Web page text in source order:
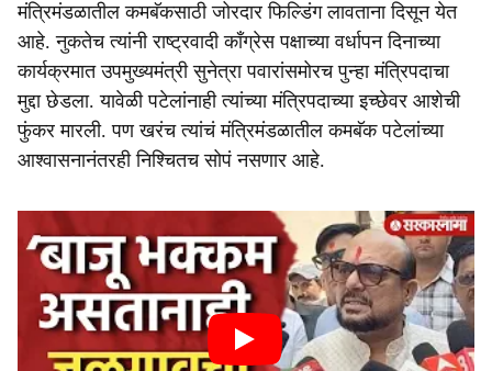
मंत्रिमंडळातील कमबॅकसाठी जोरदार फिल्डिंग लावताना दिसून येत
आहे. नुकतेच त्यांनी राष्ट्रवादी काँग्रेस पक्षाच्या वर्धापन दिनाच्या
कार्यक्रमात उपमुख्यमंत्री सुनेत्रा पवारांसमोरच पुन्हा मंत्रि‍पदाचा
मुद्दा छेडला. यावेळी पटेलांनाही त्यांच्या मंत्रि‍पदाच्या इच्छेवर आशेची
फुंकर मारली. पण खरंच त्यांचं मंत्रिमंडळातील कमबॅक पटेलांच्या
आश्वासनानंतरही निश्चितच सोपं नसणार आहे.